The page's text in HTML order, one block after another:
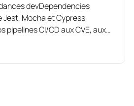
devDependencies
Jest, Mocha et Cypress
pipelines CI/CD aux CVE, aux
les sécuriser.